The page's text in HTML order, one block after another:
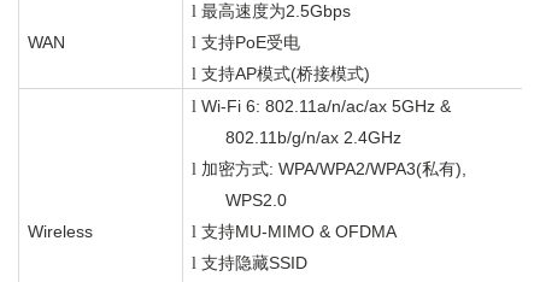
WAN
l最高速度为2.5Gbps
l支持PoE受电
l支持AP模式(桥接模式)
Wireless
lWi-Fi 6: 802.11a/n/ac/ax 5GHz &
802.11b/g/n/ax 2.4GHz
l 加密方式: WPA/WPA2/WPA3(私有),
WPS2.0
l支持MU-MIMO & OFDMA
l支持隐藏SSID